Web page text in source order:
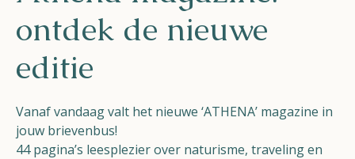
Contact
ontdek de nieuwe
editie
Vanaf vandaag valt het nieuwe ‘ATHENA’ magazine in
jouw brievenbus!
44 pagina’s leesplezier over naturisme, traveling en